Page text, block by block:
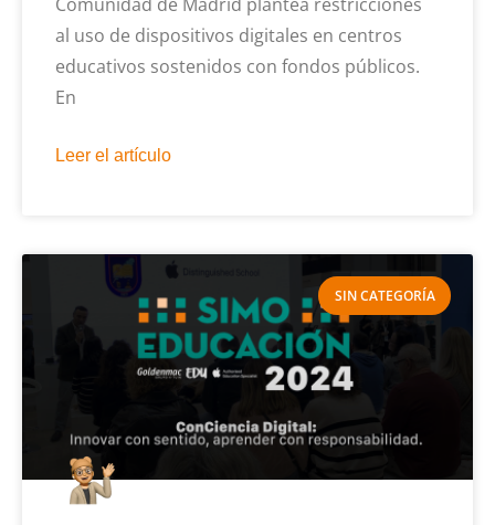
al uso de dispositivos digitales en centros
educativos sostenidos con fondos públicos.
En
Leer el artículo
SIN CATEGORÍA